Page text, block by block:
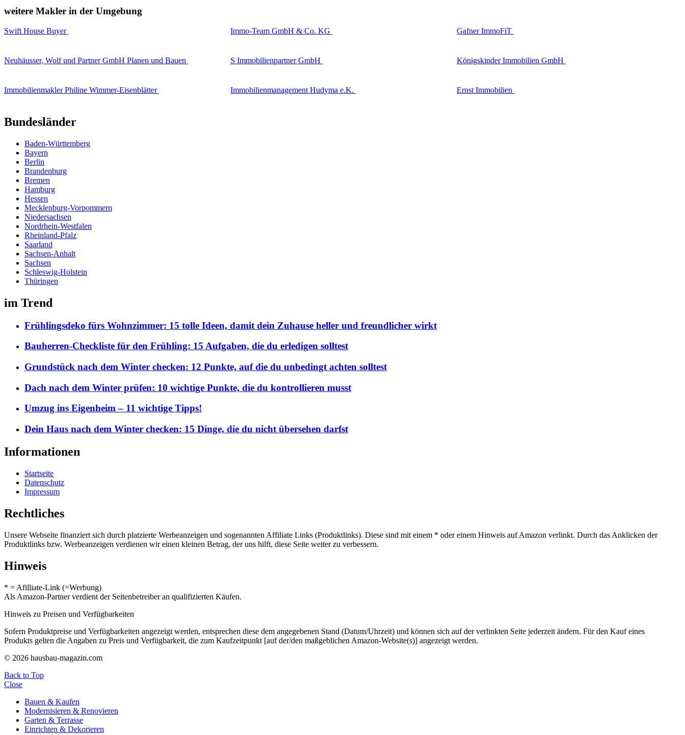
weitere Makler in der Umgebung
Swift House Buyer Immo-Team GmbH & Co. KG Gafner ImmoFiT
Neuhäusser, Wolf und Partner GmbH Planen und Bauen S Immobilienpartner GmbH Königskinder Immobilien GmbH
Immobilienmakler Philine Wimmer-Eisenblätter Immobilienmanagement Hudyma e.K. Ernst Immobilien
Bundesländer
Baden-Württemberg
Bayern
Berlin
Brandenburg
Bremen
Hamburg
Hessen
Mecklenburg-Vorpommern
Niedersachsen
Nordrhein-Westfalen
Rheinland-Pfalz
Saarland
Sachsen-Anhalt
Sachsen
Schleswig-Holstein
Thüringen
im Trend
Frühlingsdeko fürs Wohnzimmer: 15 tolle Ideen, damit dein Zuhause heller und freundlicher wirkt
Bauherren-Checkliste für den Frühling: 15 Aufgaben, die du erledigen solltest
Grundstück nach dem Winter checken: 12 Punkte, auf die du unbedingt achten solltest
Dach nach dem Winter prüfen: 10 wichtige Punkte, die du kontrollieren musst
Umzug ins Eigenheim – 11 wichtige Tipps!
Dein Haus nach dem Winter checken: 15 Dinge, die du nicht übersehen darfst
Informationen
Startseite
Datenschutz
Impressum
Rechtliches
Unsere Webseite finanziert sich durch platzierte Werbeanzeigen und sogenannten Affiliate Links (Produktlinks). Diese sind mit einem * oder einem Hinweis auf Amazon verlinkt. Durch das Anklicken der
Produktlinks bzw. Werbeanzeigen verdienen wir einen kleinen Betrag, der uns hilft, diese Seite weiter zu verbessern.
Hinweis
* = Afilliate-Link (=Werbung)
Als Amazon-Partner verdient der Seitenbetreiber an qualifizierten Käufen.
Hinweis zu Preisen und Verfügbarkeiten
Sofern Produktpreise und Verfügbarkeiten angezeigt werden, entsprechen diese dem angegebenen Stand (Datum/Uhrzeit) und können sich auf der verlinkten Seite jederzeit ändern. Für den Kauf eines
Produkts gelten die Angaben zu Preis und Verfügbarkeit, die zum Kaufzeitpunkt [auf der/den maßgeblichen Amazon-Website(s)] angezeigt werden.
© 2026 hausbau-magazin.com
Back to Top
Close
Bauen & Kaufen
Modernisieren & Renovieren
Garten & Terrasse
Einrichten & Dekorieren